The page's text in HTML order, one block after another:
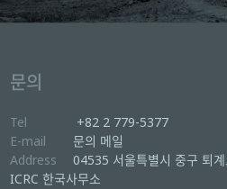
문의
Tel
+82 2 779-5377
E-mail
문의 메일
Address
04535 서울특별시 중구 퇴
ICRC 한국사무소